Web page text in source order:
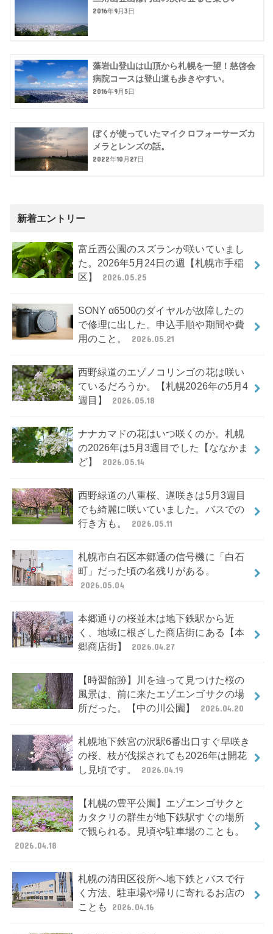
2016年9月3日
藻岩山登山は山頂から札幌を一望！慈啓会
病院コースは登山道も歩きやすい。
2016年9月5日
ぼくが使っていたマイクロフォーサーズカ
メラとレンズの話。
2022年10月27日
新着エントリー
富丘西公園のスズランが咲いていまし
た。2026年5月24日の週【札幌市手稲
区】
2026.05.25
SONY α6500のダイヤルが故障したの
で修理に出した。申込手順や期間や費
用のこと。
2026.05.21
西野緑道のエゾノコリンゴの花は咲い
ているだろうか。【札幌2026年の5月4
週目】
2026.05.18
ナナカマドの花はいつ咲くのか。札幌
の2026年は5月3週目でした【ななかま
ど】
2026.05.14
西野緑道の八重桜、遅咲きは5月3週目
でも綺麗に咲いていました。バスでの
行き方も。
2026.05.11
札幌市白石区本郷通の信号機に「白石
町」だった頃の名残りがある。
2026.05.04
本郷通りの桜並木は地下鉄駅から近
く、地域に根ざした商店街にある【本
郷商店街】
2026.04.27
【時習館跡】川を辿って見つけた桜の
風景は、前に来たエゾエンゴサクの場
所だった。【中の川公園】
2026.04.20
札幌地下鉄宮の沢駅6番出口すぐ早咲き
の桜、枝が伐採されても2026年は開花
し見頃です。
2026.04.19
【札幌の豊平公園】エゾエンゴサクと
カタクリの群生が地下鉄駅すぐの場所
で観られる。見頃や駐車場のことも。
2026.04.18
札幌の清田区役所へ地下鉄とバスで行
く方法、駐車場や帰りに寄れるお店の
ことも
2026.04.16